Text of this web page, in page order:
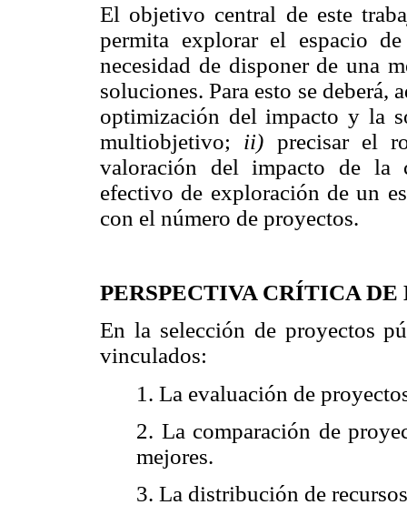
El objetivo central de este
permita explorar el espacio
necesidad de disponer de una
soluciones. Para esto se deberá,
optimización del impacto y la
multiobjetivo; ii) precisar el
valoración del impacto de la
efectivo de exploración de un
con el número de proyectos.
PERSPECTIVA CRÍTICA DE
En la selección de proyectos
vinculados:
1. La evaluación de
2. La comparación de
mejores.
3. La distribución de